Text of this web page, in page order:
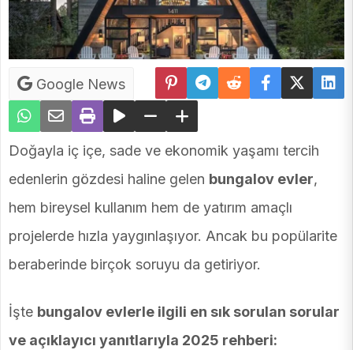
Google News
Doğayla iç içe, sade ve ekonomik yaşamı tercih
edenlerin gözdesi haline gelen bungalov evler,
hem bireysel kullanım hem de yatırım amaçlı
projelerde hızla yaygınlaşıyor. Ancak bu popülarite
beraberinde birçok soruyu da getiriyor.
İşte bungalov evlerle ilgili en sık sorulan sorular
ve açıklayıcı yanıtlarıyla 2025 rehberi: